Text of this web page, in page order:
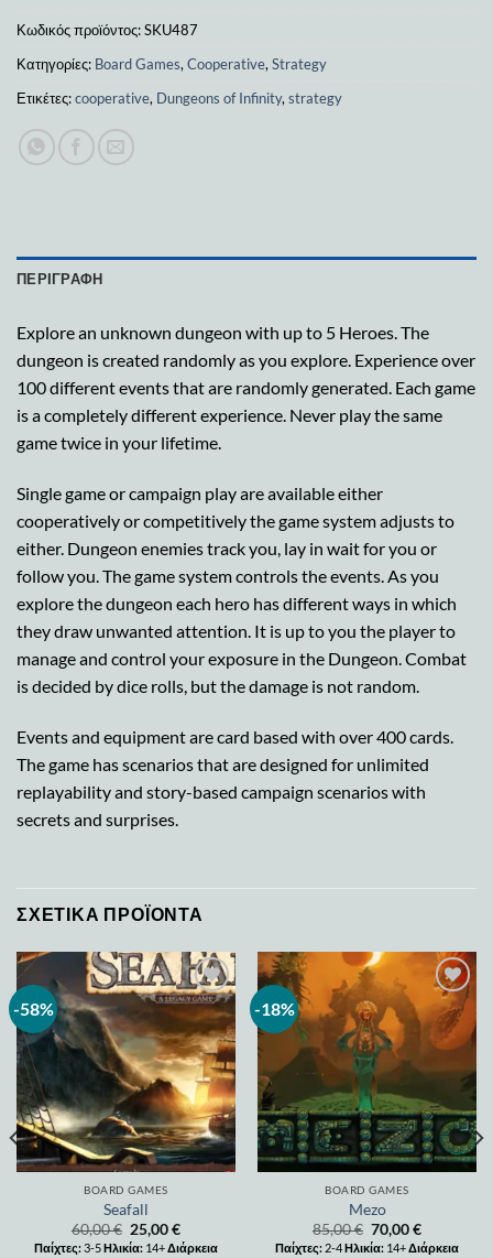
Κωδικός προϊόντος:SKU487
Κατηγορίες: Board Games, Cooperative, Strategy
Ετικέτες:cooperative, Dungeons of Infinity, strategy
ΠΕΡΙΓΡΑΦΉ
Explore an unknown dungeon with up to 5 Heroes. The
dungeon is created randomly as you explore. Experience over
100 different events that are randomly generated. Each game
is a completely different experience. Never play the same
game twice in your lifetime.
Single game or campaign play are available either
cooperatively or competitively the game system adjusts to
either. Dungeon enemies track you, lay in wait for you or
follow you. The game system controls the events. As you
explore the dungeon each hero has different ways in which
they draw unwanted attention. It is up to you the player to
manage and control your exposure in the Dungeon. Combat
is decided by dice rolls, but the damage is not random.
Events and equipment are card based with over 400 cards.
The game has scenarios that are designed for unlimited
replayability and story-based campaign scenarios with
secrets and surprises.
ΣΧΕΤΙΚΆ ΠΡΟΪΌΝΤΑ
-58%
Add to
wishlist
BOARD GAMES
Seafall
60,00€ 25,00€
Παίχτες:3-5Ηλικία: 14+Διάρκεια
-18%
Add to
wishlist
BOARD GAMES
Mezo
85,00€ 70,00€
Παίχτες: 2-4Ηλικία: 14+Διάρκεια